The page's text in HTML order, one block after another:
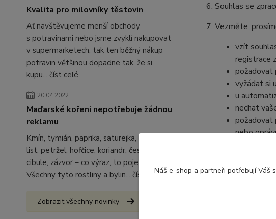
Kvalita pro milovníky těstovin
Ať navštěvujeme menší obchody
s potravinami nebo jsme zvyklí nakupovat
v supermarketech, tak ten běžný nákup
potravin většinou dopadne tak, že si
kupu... číst celé
20.04.2022
Maďarské koření nepotřebuje žádnou
reklamu
Kmín, tymián, paprika, saturejka, bobkový
list, petržel, hořčice, koriandr, česnek,
cibule, zázvor – co výraz, to pojem.
Všechny tyto rostliny a bylin... číst celé
Zobrazit všechny novinky
Souhlas se
Vezměte,
vzít
registrace
požadovat
vyžádat si
u
nechat
požadovat
nebo
na
osobních
v případě
na Úřad
Náš e-shop a partneři potřebují Váš